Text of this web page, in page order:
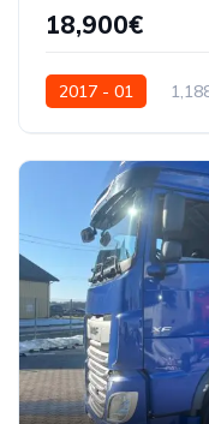
18,900€
2017 - 01